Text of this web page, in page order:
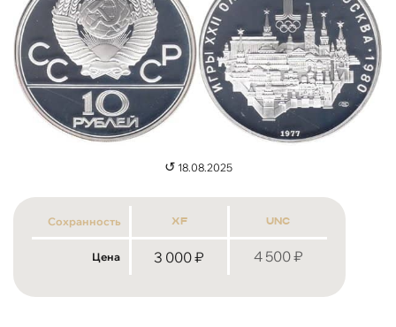
↺ 18.08.2025
Сохранность xf unc
Цена 3 000₽ 4 500₽